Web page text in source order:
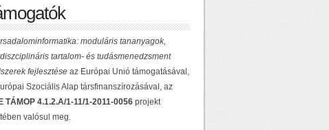
moduláris tananyagok,
tartalom- és tudásmenedzsment
fejlesztése az Európai Unió támogatásával,
Szociális Alap társfinanszírozásával, az
TÁMOP 4.1.2.A/1-11/1-2011-0056 projekt
valósul meg.